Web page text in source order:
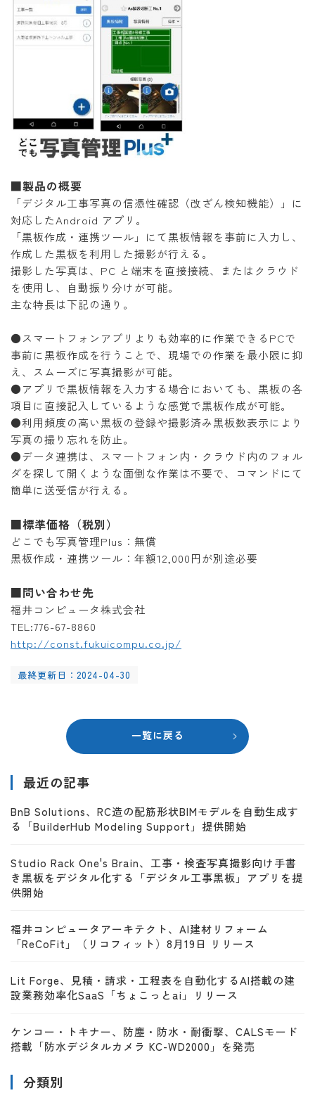
■製品の概要
「デジタル工事写真の信憑性確認（改ざん検知機能）」に
対応したAndroid アプリ。
「黒板作成・連携ツール」にて黒板情報を事前に入力し、
作成した黒板を利用した撮影が行える。
撮影した写真は、PC と端末を直接接続、またはクラウド
を使用し、自動振り分けが可能。
主な特長は下記の通り。
●スマートフォンアプリよりも効率的に作業できるPCで
事前に黒板作成を行うことで、現場での作業を最小限に抑
え、スムーズに写真撮影が可能。
●アプリで黒板情報を入力する場合においても、黒板の各
項目に直接記入しているような感覚で黒板作成が可能。
●利用頻度の高い黒板の登録や撮影済み黒板数表示により
写真の撮り忘れを防止。
●データ連携は、スマートフォン内・クラウド内のフォル
ダを探して開くような面倒な作業は不要で、コマンドにて
簡単に送受信が行える。
■標準価格（税別）
どこでも写真管理Plus：無償
黒板作成・連携ツール：年額12,000円が別途必要
■問い合わせ先
福井コンピュータ株式会社
TEL:776-67-8860
http://const.fukuicompu.co.jp/
最終更新日：2024-04-30
一覧に戻る
最近の記事
BnB Solutions、RC造の配筋形状BIMモデルを自動生成す
る「BuilderHub Modeling Support」提供開始
Studio Rack One's Brain、工事・検査写真撮影向け手書
き黒板をデジタル化する「デジタル工事黒板」アプリを提
供開始
福井コンピュータアーキテクト、AI建材リフォーム
「ReCoFit」（リコフィット）8月19日 リリース
Lit Forge、見積・請求・工程表を自動化するAI搭載の建
設業務効率化SaaS「ちょこっとai」リリース
ケンコー・トキナー、防塵・防水・耐衝撃、CALSモード
搭載「防水デジタルカメラ KC-WD2000」を発売
分類別